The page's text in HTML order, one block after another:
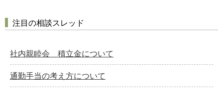
注目の相談スレッド
社内親睦会 積立金について
通勤手当の考え方について